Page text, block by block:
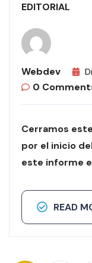
EDITORIAL
Webdev
0
Cerramos
por el inicio
este informe
READ